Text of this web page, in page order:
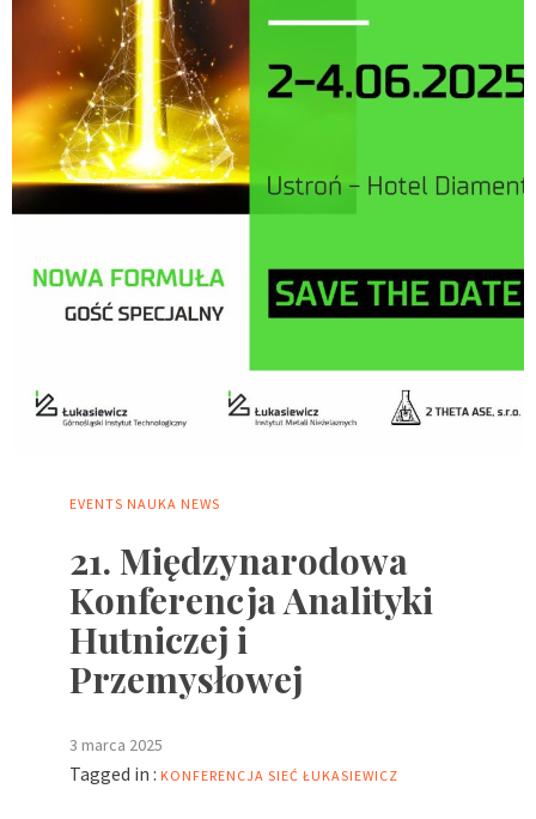
EVENTS NAUKA NEWS
21. Międzynarodowa
Konferencja Analityki
Hutniczej i
Przemysłowej
3 marca 2025
Tagged in : KONFERENCJA SIEĆ ŁUKASIEWICZ